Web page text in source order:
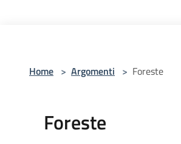
Home > Argomenti > Foreste
Foreste